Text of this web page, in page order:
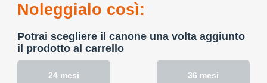
Noleggialo così:
Potrai scegliere il canone una volta aggiunto
il prodotto al carrello
24 mesi 36 mesi